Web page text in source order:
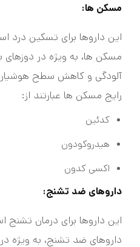
مسکن ها:
این داروها برای تسکین درد
مسکن ها، به ویژه در دوزهای
آلودگی و کاهش سطح
رایج مسکن ها عبارتند از:
کدئین
هیدروکودون
اکسی کدون
داروهای ضد تشنج:
این داروها برای درمان تشنج
داروهای ضد تشنج، به ویژه در